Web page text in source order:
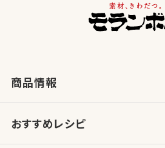
商品情報
おすすめレシピ